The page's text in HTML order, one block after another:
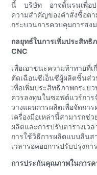
นี้ บริษัท อาจดิ้นรนเพื่อปร
ความสำคัญของคำสั่งซื้อตา
กระบวนการควบคุมการส่
กลยุทธ์ในการเพิ่มประสิทธิ
CNC
เพื่อเอาชนะความท้าทายที่
ตัดเฉือนซีเอ็นซีผู้ผลิตชิ้นส่
เพื่อเพิ่มประสิทธิภาพกระ
ควรลงทุนในซอฟต์แวร์การ
วางแผนการผลิตเพื่อจัดกา
เครื่องมือเหล่านี้สามารถช่
ผลิตและการปรับตารางเ
การใช้วิธีการผลิตแบบลีนส
เวลารอคอยการปรับปรุงก
การประกันคุณภาพในการค